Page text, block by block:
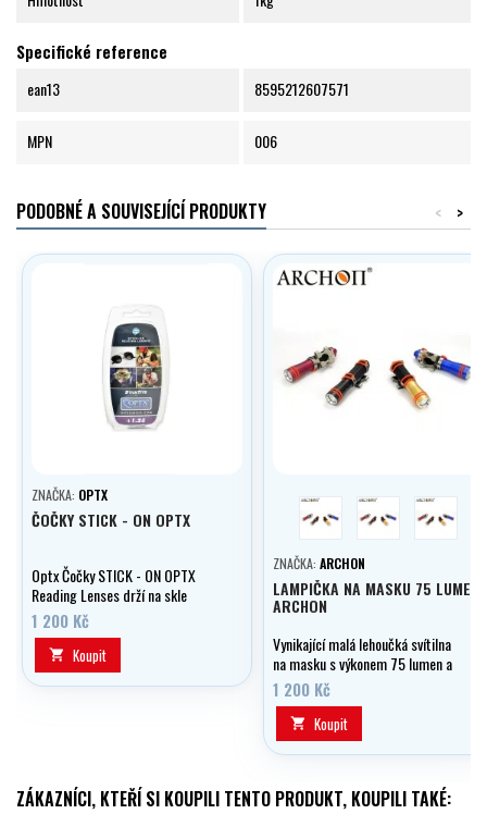
Specifické reference
ean13 8595212607571
MPN 006
PODOBNÉ A SOUVISEJÍCÍ PRODUKTY >
<
ZNAČKA: OPTX
ČOČKY STICK - ON OPTX
Optx Čočky STICK - ON OPTX
Reading Lenses drží na skle
vlastní adhezí. Možno použít i do
potápěčských masek, slunečních
brýli apod.
1 200 Kč
 Koupit
červená
ZNAČKA: ARCHON
LAMPIČKA NA MASKU 75 LUMEN
ARCHON
Vynikající malá lehoučká svítilna
na masku s výkonem 75 lumen a
úchytem na řemínek masky.
1 200 Kč
 Koupit
ZÁKAZNÍCI, KTEŘÍ SI KOUPILI TENTO PRODUKT, KOUPILI TAKÉ: